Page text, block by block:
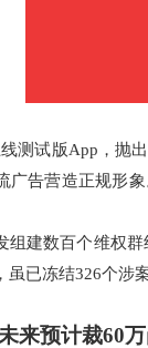
测试版App，抛
广告营造正规形
组建数百个维权
虽已冻结326个涉
来预计裁60